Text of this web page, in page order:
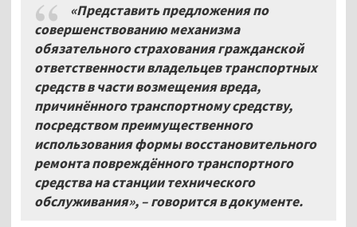
«Представить предложения по
совершенствованию механизма
обязательного страхования гражданской
ответственности владельцев транспортных
средств в части возмещения вреда,
причинённого транспортному средству,
посредством преимущественного
использования формы восстановительного
ремонта повреждённого транспортного
средства на станции технического
обслуживания», –говорится в документе.